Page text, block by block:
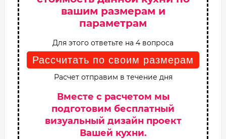
вашим размерам и
параметрам
Для этого ответьте на 4 вопроса
Рассчитать по своим размерам
Расчет отправим в течение дня
Вместе с расчетом мы
подготовим бесплатный
визуальный дизайн проект
Вашей кухни.